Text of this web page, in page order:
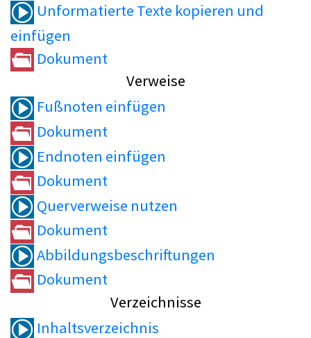
Unformatierte Texte kopieren und
einfügen
Dokument
Verweise
Fußnoten einfügen
Dokument
Endnoten einfügen
Dokument
Querverweise nutzen
Dokument
Abbildungsbeschriftungen
Dokument
Verzeichnisse
Inhaltsverzeichnis